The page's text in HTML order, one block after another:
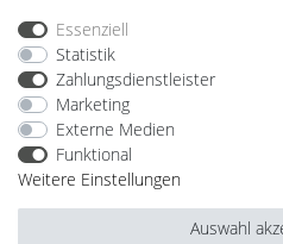
Barrierefreiheitserklärung
Vertrag widerrufen
Essenziell
Statistik
Zahlungsdienstleister
Marketing
Externe Medien
Funktional
Weitere Einstellungen
Auswahl